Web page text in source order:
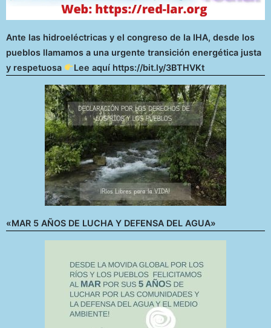
Ante las hidroeléctricas y el congreso de la IHA, desde los
pueblos llamamos a una urgente transición energética justa
y respetuosa
Lee aquí https://bit.ly/3BTHVKt
«MAR 5 AÑOS DE LUCHA Y DEFENSA DEL AGUA»